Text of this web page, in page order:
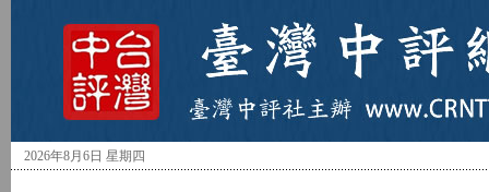
2026年8月6日 星期四